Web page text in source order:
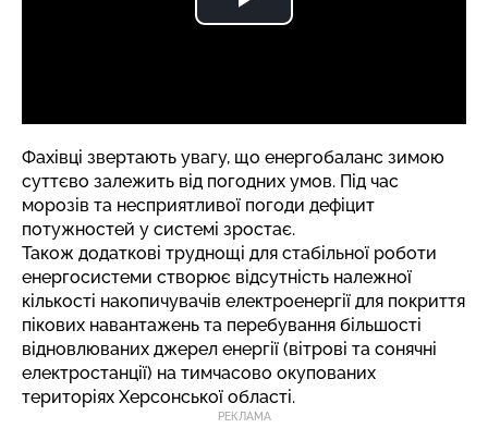
Фахівці звертають увагу, що енергобаланс зимою
суттєво залежить від погодних умов. Під час
морозів та несприятливої погоди дефіцит
потужностей у системі зростає.
Також додаткові труднощі для стабільної роботи
енергосистеми створює відсутність належної
кількості накопичувачів електроенергії для покриття
пікових навантажень та перебування більшості
відновлюваних джерел енергії (вітрові та сонячні
електростанції) на тимчасово окупованих
територіях Херсонської області.
РЕКЛАМА